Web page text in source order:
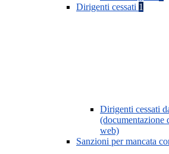
Dirigenti cessati 1
Dirigenti cessati
(documentazione
web)
Sanzioni per mancata